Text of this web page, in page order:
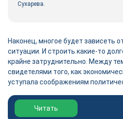
Сухарева.
Наконец, многое будет зависеть
ситуации. И строить какие-то
крайне затруднительно. Между
свидетелями того, как
уступала соображениям
Обзор выставки Нефтегаз-
Читать